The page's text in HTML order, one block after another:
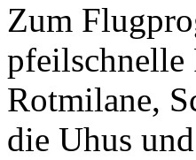
Zum
pfeilschnelle
Rotmilane,
die Uhus